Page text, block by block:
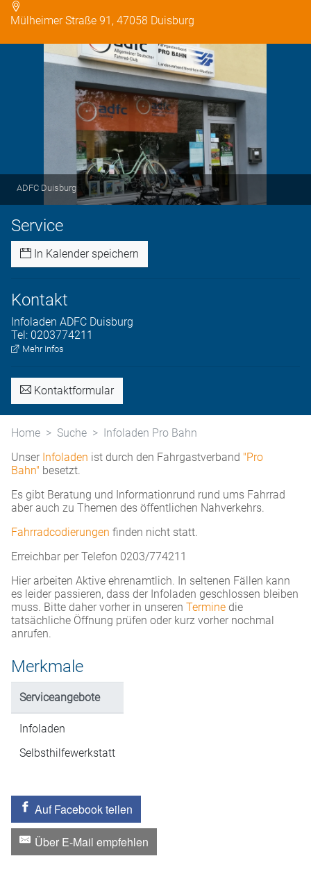
Mülheimer Straße 91, 47058 Duisburg
ADFC Duisburg
Service
In Kalender speichern
Kontakt
Infoladen ADFC Duisburg
Tel: 0203774211
Mehr Infos
Kontaktformular
Home Suche
Infoladen Pro Bahn
Unser Infoladen ist durch den Fahrgastverband "Pro
Bahn" besetzt.
Es gibt Beratung und Informationrund rund ums Fahrrad
aber auch zu Themen des öffentlichen Nahverkehrs.
Fahrradcodierungen finden nicht statt.
Erreichbar per Telefon 0203/774211
Hier arbeiten Aktive ehrenamtlich. In seltenen Fällen kann
es leider passieren, dass der Infoladen geschlossen bleiben
muss. Bitte daher vorher in unseren Termine die
tatsächliche Öffnung prüfen oder kurz vorher nochmal
anrufen.
Merkmale
Serviceangebote
Infoladen
Selbsthilfewerkstatt
Auf Facebook teilen
Über E-Mail empfehlen